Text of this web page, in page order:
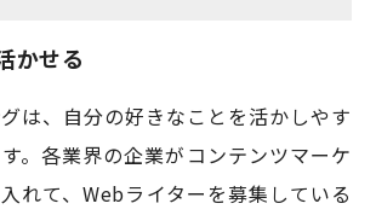
かせる
は、自分の好きなことを活かしやす
。各業界の企業がコンテンツマーケ
れて、Webライターを募集している